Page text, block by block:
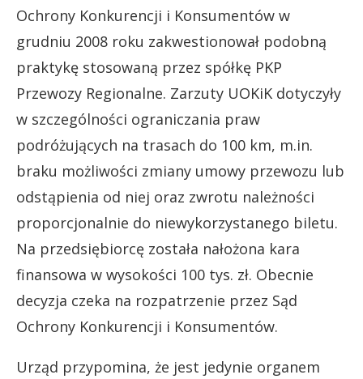
Ochrony Konkurencji i Konsumentów w
grudniu 2008 roku zakwestionował podobną
praktykę stosowaną przez spółkę PKP
Przewozy Regionalne. Zarzuty UOKiK dotyczyły
w szczególności ograniczania praw
podróżujących na trasach do 100 km, m.in.
braku możliwości zmiany umowy przewozu lub
odstąpienia od niej oraz zwrotu należności
proporcjonalnie do niewykorzystanego biletu.
Na przedsiębiorcę została nałożona kara
finansowa w wysokości 100 tys. zł. Obecnie
decyzja czeka na rozpatrzenie przez Sąd
Ochrony Konkurencji i Konsumentów.
Urząd przypomina, że jest jedynie organem